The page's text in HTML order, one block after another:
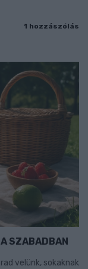
1 hozzászólás
SZABADBAN
velünk, sokaknak